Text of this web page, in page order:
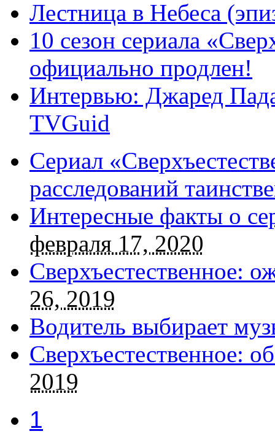
Лестница в Небеса
10 сезон сериала
официально продлен!
Интервью: Джаред
TVGuid
Сериал
расследований
Интересные факты о
февраля 17, 2020
Сверхъестественное:
26, 2019
Водитель выбирает
Сверхъестественное:
2019
1